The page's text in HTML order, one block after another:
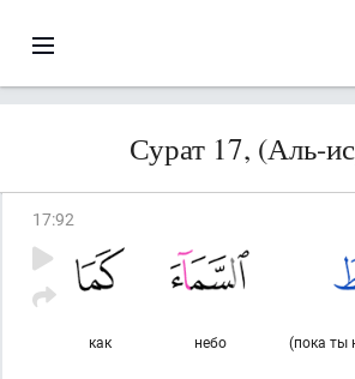
Сурат 17, (Аль-
17:92
(пока ты
небо
как